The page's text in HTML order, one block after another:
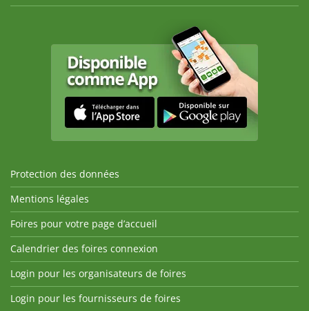
Protection des données
Mentions légales
Foires pour votre page d’accueil
Calendrier des foires connexion
Login pour les organisateurs de foires
Login pour les fournisseurs de foires